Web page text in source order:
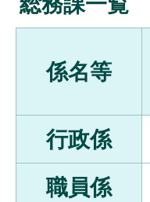
係名等
行政係
職員係